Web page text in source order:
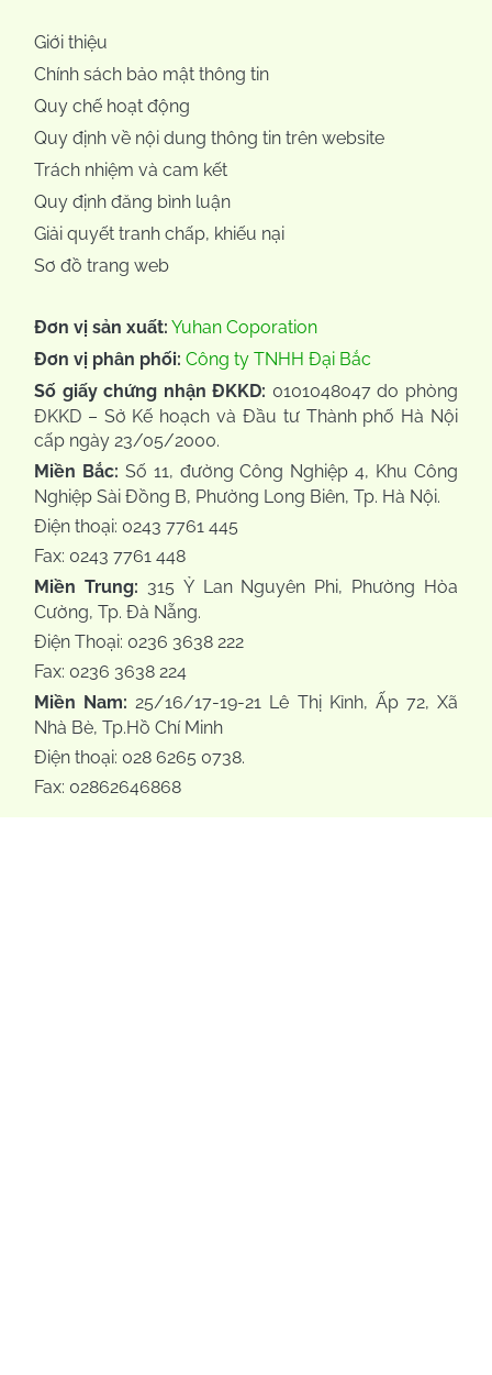
Giới thiệu
Chính sách bảo mật thông tin
Quy chế hoạt động
Quy định về nội dung thông tin trên website
Trách nhiệm và cam kết
Quy định đăng bình luận
Giải quyết tranh chấp, khiếu nại
Sơ đồ trang web
Đơn vị sản xuất: Yuhan Coporation
Đơn vị phân phối: Công ty TNHH Đại Bắc
Số giấy chứng nhận ĐKKD: 0101048047 do phòng
ĐKKD – Sở Kế hoạch và Đầu tư Thành phố Hà Nội
cấp ngày 23/05/2000.
Miền Bắc: Số 11, đường Công Nghiệp 4, Khu Công
Nghiệp Sài Đồng B, Phường Long Biên, Tp. Hà Nội.
Điện thoại: 0243 7761 445
Fax: 0243 7761 448
Miền Trung: 315 Ỷ Lan Nguyên Phi, Phường Hòa
Cường, Tp. Đà Nẵng.
Điện Thoại: 0236 3638 222
Fax: 0236 3638 224
Miền Nam: 25/16/17-19-21 Lê Thị Kỉnh, Ấp 72, Xã
Nhà Bè, Tp.Hồ Chí Minh
Điện thoại: 028 6265 0738.
Fax: 02862646868